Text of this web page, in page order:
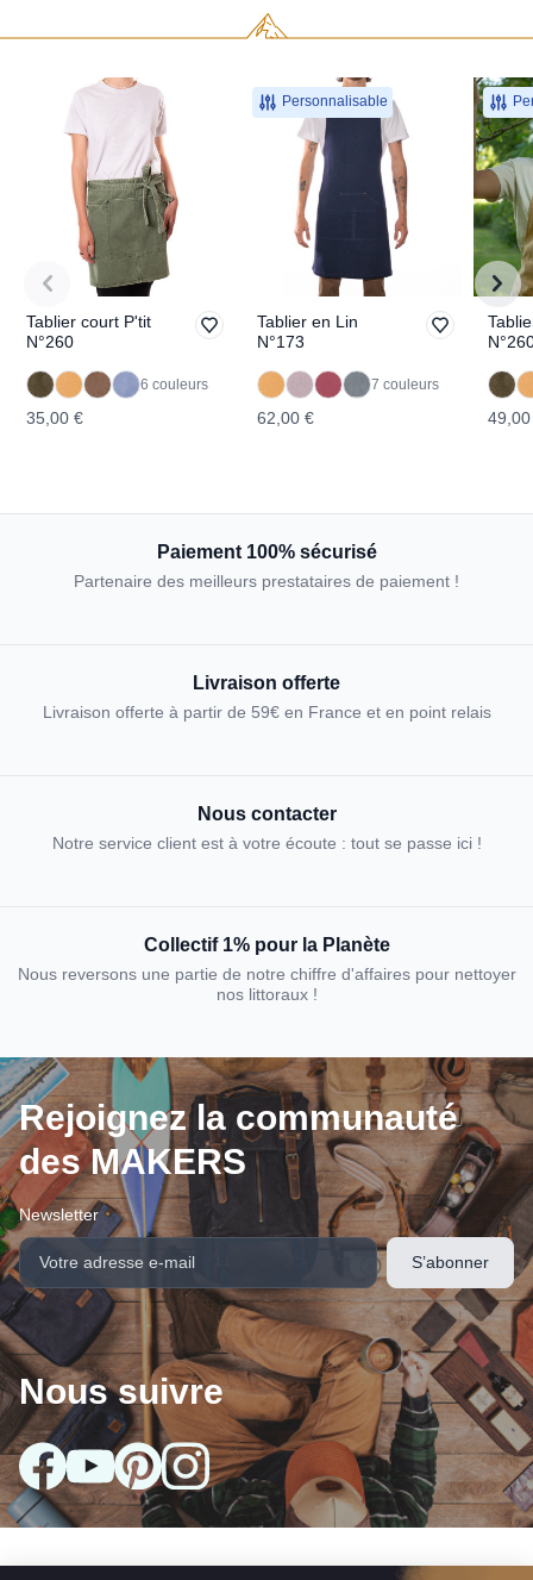
Tablier court P'tit
N°260
6 couleurs
35,00 €
Personnalisable
Tablier en Lin
N°173
7 couleurs
62,00 €
Paiement 100% sécurisé
Partenaire des meilleurs prestataires de paiement !
Livraison offerte
Livraison offerte à partir de 59€ en France et en point relais
Nous contacter
Notre service client est à votre écoute : tout se passe ici !
Collectif 1% pour la Planète
Nous reversons une partie de notre chiffre d'affaires pour nettoyer
nos littoraux !
Rejoignez la communauté
des MAKERS
Newsletter
Nous suivre